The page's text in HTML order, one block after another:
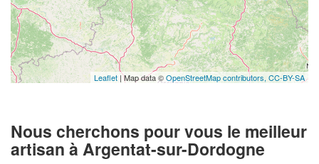
Leaflet | Map data ©OpenStreetMap contributors, CC-BY-SA
Nous cherchons pour vous le meilleur
artisan à Argentat-sur-Dordogne